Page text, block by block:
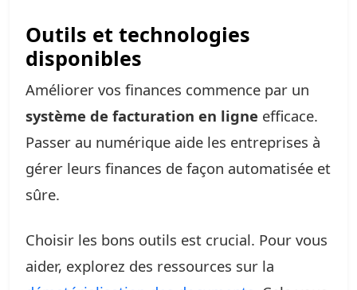
Outils et technologies
disponibles
Améliorer vos finances commence par un
système de facturation en ligne efficace.
Passer au numérique aide les entreprises à
gérer leurs finances de façon automatisée et
sûre.
Choisir les bons outils est crucial. Pour vous
aider, explorez des ressources sur la